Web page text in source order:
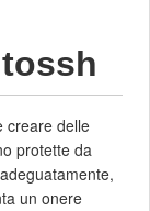
creare delle
protette da
un onere